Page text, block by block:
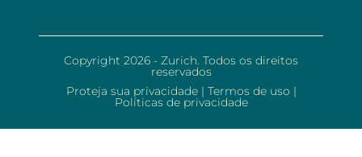
Copyright 2026 - Zurich. Todos os direitos
reservados
Proteja sua privacidade | Termos de uso |
Políticas de privacidade